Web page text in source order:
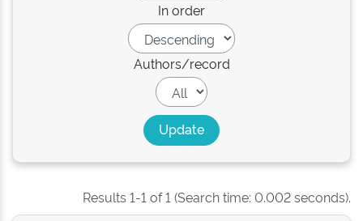
In order
Authors/record
Results 1-1 of 1 (Search time: 0.002 seconds).